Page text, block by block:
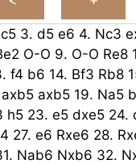
c5 3. d5 e6 4. Nc3
O-O 9. O-O Re8
f4 b6 14. Bf3 Rb8
axb5 axb5 19. Na5
h5 23. e5 dxe5 24.
27. e6 Rxe6 28.
Nab6 Nxb6 32.